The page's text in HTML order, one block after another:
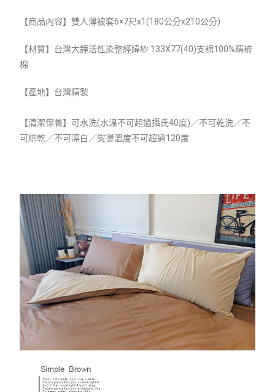
【商品內容】雙人薄被套6×7尺x1(180公分x210公分)
【材質】 台灣大鐘活性染整經緯紗 133X77(40)支棉100%精梳
棉
【產地】台灣精製
【清潔保養】可水洗(水溫不可超過攝氏40度)／不可乾洗／不
可烘乾／不可漂白／熨燙溫度不可超過120度